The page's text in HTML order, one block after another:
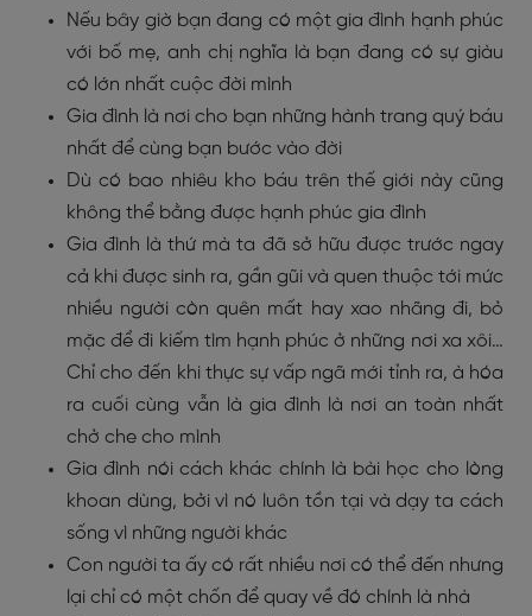
Nếu bây giờ bạn đang có một gia đình hạnh phúc
với bố mẹ, anh chị nghĩa là bạn đang có sự giàu
có lớn nhất cuộc đời mình
Gia đình là nơi cho bạn những hành trang quý báu
nhất để cùng bạn bước vào đời
Dù có bao nhiêu kho báu trên thế giới này cũng
không thể bằng được hạnh phúc gia đình
Gia đình là thứ mà ta đã sở hữu được trước ngay
cả khi được sinh ra, gần gũi và quen thuộc tới mức
nhiều người còn quên mất hay xao nhãng đi, bỏ
mặc để đi kiếm tìm hạnh phúc ở những nơi xa xôi…
Chỉ cho đến khi thực sự vấp ngã mới tỉnh ra, à hóa
ra cuối cùng vẫn là gia đình là nơi an toàn nhất
chở che cho mình
Gia đình nói cách khác chính là bài học cho lòng
khoan dùng, bởi vì nó luôn tồn tại và dạy ta cách
sống vì những người khác
Con người ta ấy có rất nhiều nơi có thể đến nhưng
lại chỉ có một chốn để quay về đó chính là nhà